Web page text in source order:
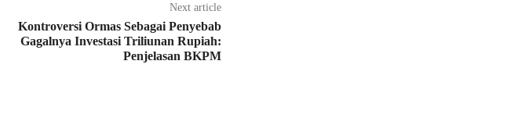
Next article
Kontroversi Ormas Sebagai Penyebab
Gagalnya Investasi Triliunan Rupiah:
Penjelasan BKPM